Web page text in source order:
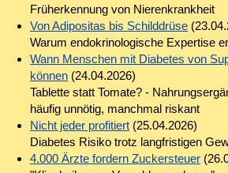
Früherkennung von Nierenkrankheit
Von Adipositas bis Schilddrüse
Warum endokrinologische Expertise
Wann Menschen mit Diabetes von
können(24.04.2026)
Tablette statt Tomate? -
häufig unnötig, manchmal riskant
Nicht jeder profitiert(25.04.2026)
Diabetes Risiko trotz langfristigen
4.000 Ärzte fordern Zuckersteuer